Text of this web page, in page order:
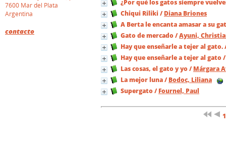
¿Por qué los gatos siempre
Chiqui Riliki / Diana Briones
A Berta le encanta amasar a su
Gato de mercado /Ayuni,
Hay que enseñarle a tejer al gato.
Hay que enseñarle a tejer al gato
Las cosas, el gato y yo / Márgara
La mejor luna/ Bodoc, Liliana
Supergato / Fournel, Paul
1
7600 Mar del Plata
Argentina
contacto